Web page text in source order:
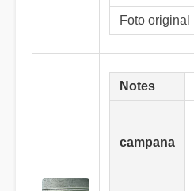
Foto original
Notes
campana